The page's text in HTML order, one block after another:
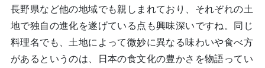
長野県など他の地域でも親しまれており、それぞれの土
地で独自の進化を遂げている点も興味深いですね。同じ
料理名でも、土地によって微妙に異なる味わいや食べ方
があるというのは、日本の食文化の豊かさを物語ってい